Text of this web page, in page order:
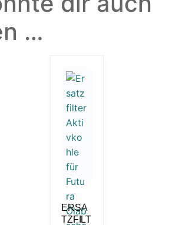
…
ERSA
TZFILT